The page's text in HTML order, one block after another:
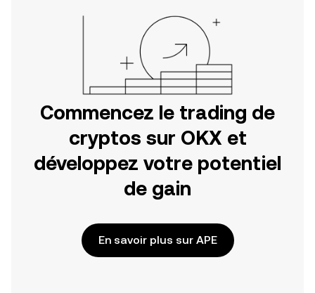
Commencez le trading de
cryptos sur OKX et
développez votre potentiel
de gain
En savoir plus sur APE